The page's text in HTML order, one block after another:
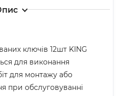
ключів 12шт KING
для виконання
для монтажу або
при обслуговуванні